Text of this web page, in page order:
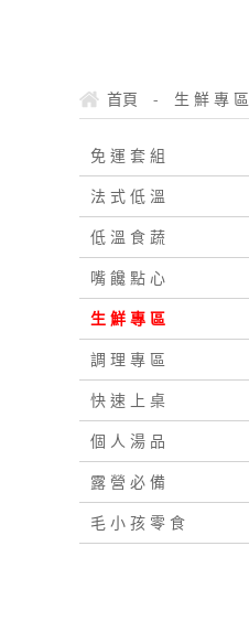
首頁 - 生 鮮 專 區
免 運 套 組
法 式 低 溫
低 溫 食 蔬
嘴 饞 點 心
生 鮮 專 區
調 理 專 區
快 速 上 桌
個 人 湯 品
露 營 必 備
毛 小 孩 零 食